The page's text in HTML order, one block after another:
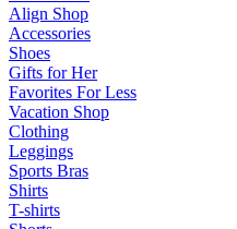
Align Shop
Accessories
Shoes
Gifts for Her
Favorites For Less
Vacation Shop
Clothing
Leggings
Sports Bras
Shirts
T-shirts